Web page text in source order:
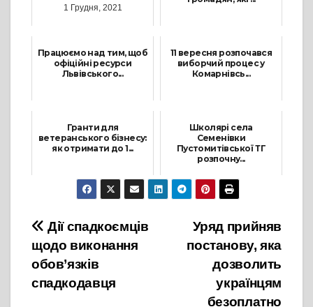
1 Грудня, 2021
Працюємо над тим, щоб
офіційні ресурси
Львівського...
11 вересня розпочався
виборчий процес у
Комарнівсь...
Гранти для
ветеранського бізнесу:
як отримати до 1...
30 Грудня, 2025
Школярі села
Семенівки
Пустомитівської ТГ
розпочну...
26 Квітня, 2023
Навігація
записів
Уряд прийняв
постанову, яка
дозволить
українцям
безоплатно
Дії спадкоємців
щодо виконання
обов’язків
спадкодавця